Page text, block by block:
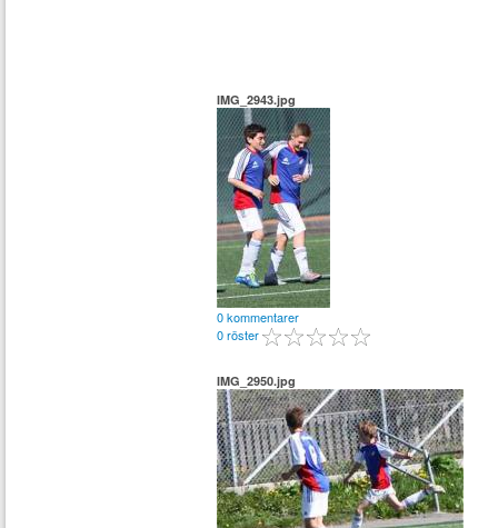
IMG_2943.jpg
0 kommentarer
0 röster
IMG_2950.jpg